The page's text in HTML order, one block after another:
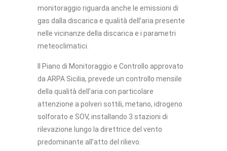
monitoraggio riguarda anche le emissioni di
gas dalla discarica e qualità dell’aria presente
nelle vicinanze della discarica e i parametri
meteoclimatici.
Il Piano di Monitoraggio e Controllo approvato
da ARPA Sicilia, prevede un controllo mensile
della qualità dell’aria con particolare
attenzione a polveri sottili, metano, idrogeno
solforato e SOV, installando 3 stazioni di
rilevazione lungo la direttrice del vento
predominante all’atto del rilievo.